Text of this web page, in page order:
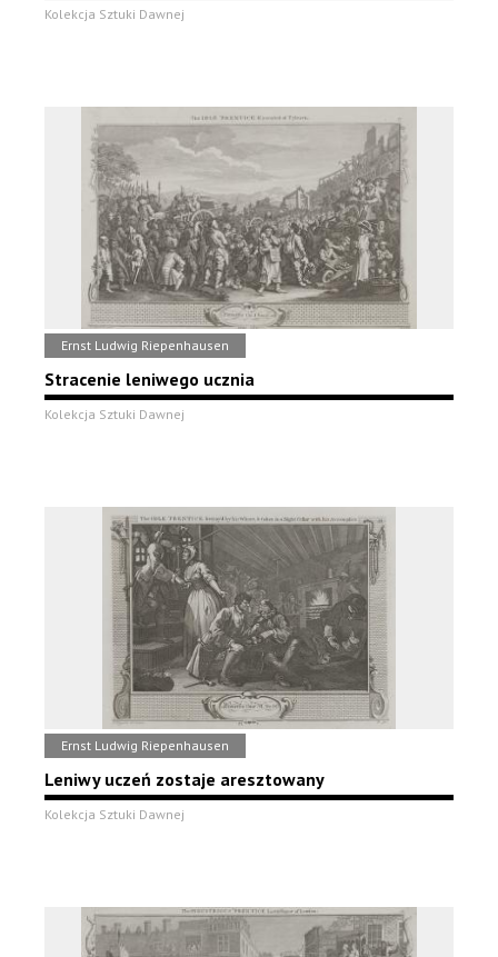
Kolekcja Sztuki Dawnej
Ernst Ludwig Riepenhausen
Stracenie leniwego ucznia
Kolekcja Sztuki Dawnej
Ernst Ludwig Riepenhausen
Leniwy uczeń zostaje aresztowany
Kolekcja Sztuki Dawnej